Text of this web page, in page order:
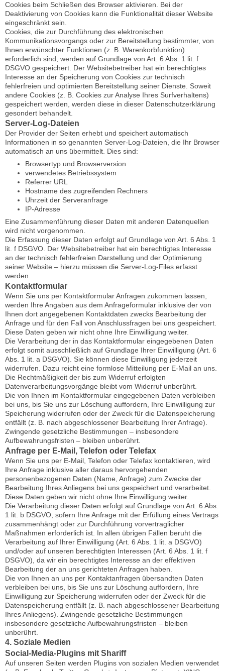
Cookies beim Schließen des Browser aktivieren. Bei der
Deaktivierung von Cookies kann die Funktionalität dieser Website
eingeschränkt sein.
Cookies, die zur Durchführung des elektronischen
Kommunikationsvorgangs oder zur Bereitstellung bestimmter, von
Ihnen erwünschter Funktionen (z. B. Warenkorbfunktion)
erforderlich sind, werden auf Grundlage von Art. 6 Abs. 1 lit. f
DSGVO gespeichert. Der Websitebetreiber hat ein berechtigtes
Interesse an der Speicherung von Cookies zur technisch
fehlerfreien und optimierten Bereitstellung seiner Dienste. Soweit
andere Cookies (z. B. Cookies zur Analyse Ihres Surfverhaltens)
gespeichert werden, werden diese in dieser Datenschutzerklärung
gesondert behandelt.
Server-Log-Dateien
Der Provider der Seiten erhebt und speichert automatisch
Informationen in so genannten Server-Log-Dateien, die Ihr Browser
automatisch an uns übermittelt. Dies sind:
Browsertyp und Browserversion
verwendetes Betriebssystem
Referrer URL
Hostname des zugreifenden Rechners
Uhrzeit der Serveranfrage
IP-Adresse
Eine Zusammenführung dieser Daten mit anderen Datenquellen
wird nicht vorgenommen.
Die Erfassung dieser Daten erfolgt auf Grundlage von Art. 6 Abs. 1
lit. f DSGVO. Der Websitebetreiber hat ein berechtigtes Interesse
an der technisch fehlerfreien Darstellung und der Optimierung
seiner Website – hierzu müssen die Server-Log-Files erfasst
werden.
Kontaktformular
Wenn Sie uns per Kontaktformular Anfragen zukommen lassen,
werden Ihre Angaben aus dem Anfrageformular inklusive der von
Ihnen dort angegebenen Kontaktdaten zwecks Bearbeitung der
Anfrage und für den Fall von Anschlussfragen bei uns gespeichert.
Diese Daten geben wir nicht ohne Ihre Einwilligung weiter.
Die Verarbeitung der in das Kontaktformular eingegebenen Daten
erfolgt somit ausschließlich auf Grundlage Ihrer Einwilligung (Art. 6
Abs. 1 lit. a DSGVO). Sie können diese Einwilligung jederzeit
widerrufen. Dazu reicht eine formlose Mitteilung per E-Mail an uns.
Die Rechtmäßigkeit der bis zum Widerruf erfolgten
Datenverarbeitungsvorgänge bleibt vom Widerruf unberührt.
Die von Ihnen im Kontaktformular eingegebenen Daten verbleiben
bei uns, bis Sie uns zur Löschung auffordern, Ihre Einwilligung zur
Speicherung widerrufen oder der Zweck für die Datenspeicherung
entfällt (z. B. nach abgeschlossener Bearbeitung Ihrer Anfrage).
Zwingende gesetzliche Bestimmungen – insbesondere
Aufbewahrungsfristen – bleiben unberührt.
Anfrage per E-Mail, Telefon oder Telefax
Wenn Sie uns per E-Mail, Telefon oder Telefax kontaktieren, wird
Ihre Anfrage inklusive aller daraus hervorgehenden
personenbezogenen Daten (Name, Anfrage) zum Zwecke der
Bearbeitung Ihres Anliegens bei uns gespeichert und verarbeitet.
Diese Daten geben wir nicht ohne Ihre Einwilligung weiter.
Die Verarbeitung dieser Daten erfolgt auf Grundlage von Art. 6 Abs.
1 lit. b DSGVO, sofern Ihre Anfrage mit der Erfüllung eines Vertrags
zusammenhängt oder zur Durchführung vorvertraglicher
Maßnahmen erforderlich ist. In allen übrigen Fällen beruht die
Verarbeitung auf Ihrer Einwilligung (Art. 6 Abs. 1 lit. a DSGVO)
und/oder auf unseren berechtigten Interessen (Art. 6 Abs. 1 lit. f
DSGVO), da wir ein berechtigtes Interesse an der effektiven
Bearbeitung der an uns gerichteten Anfragen haben.
Die von Ihnen an uns per Kontaktanfragen übersandten Daten
verbleiben bei uns, bis Sie uns zur Löschung auffordern, Ihre
Einwilligung zur Speicherung widerrufen oder der Zweck für die
Datenspeicherung entfällt (z. B. nach abgeschlossener Bearbeitung
Ihres Anliegens). Zwingende gesetzliche Bestimmungen –
insbesondere gesetzliche Aufbewahrungsfristen – bleiben
unberührt.
4. Soziale Medien
Social-Media-Plugins mit Shariff
Auf unseren Seiten werden Plugins von sozialen Medien verwendet